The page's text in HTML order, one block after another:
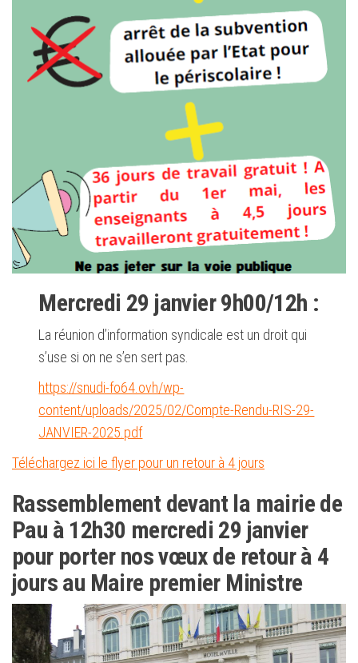
Mercredi 29 janvier 9h00/12h :
La réunion d’information syndicale est un droit qui
s’use si on ne s’en sert pas.
https://snudi-fo64.ovh/wp-
content/uploads/2025/02/Compte-Rendu-RIS-29-
JANVIER-2025.pdf
Téléchargez ici le flyer pour un retour à 4 jours
Rassemblement devant la mairie de
Pau à 12h30 mercredi 29 janvier
pour porter nos vœux de retour à 4
jours au Maire premier Ministre